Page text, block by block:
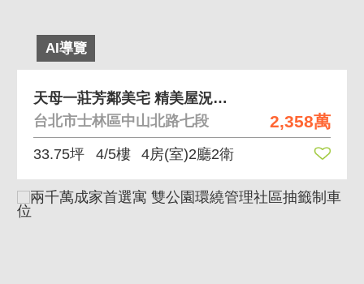
AI導覽
2,358萬
天母一莊芳鄰美宅 精美屋況，高投報率滿租中
台北市士林區中山北路七段
33.75坪 4/5樓 4房(室)2廳2衛